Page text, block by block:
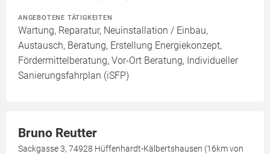
ANGEBOTENE TÄTIGKEITEN
Wartung, Reparatur, Neuinstallation / Einbau,
Austausch, Beratung, Erstellung Energiekonzept,
Fördermittelberatung, Vor-Ort Beratung, Individueller
Sanierungsfahrplan (iSFP)
Bruno Reutter
Sackgasse 3, 74928 Hüffenhardt-Kälbertshausen (16km von